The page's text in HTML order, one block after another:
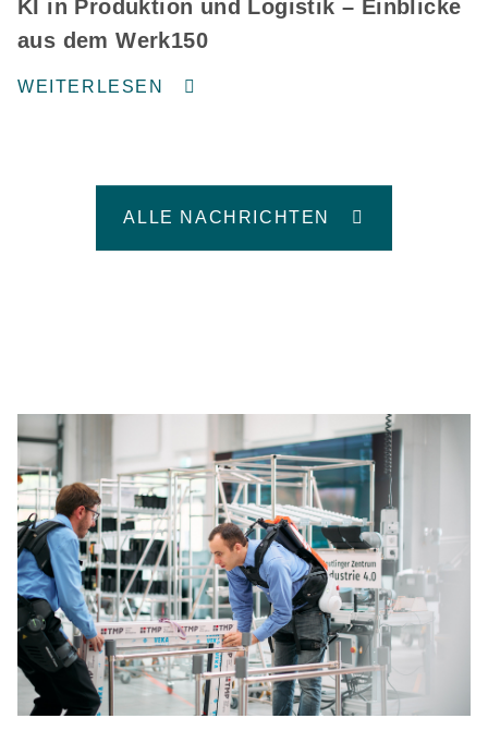
KI in Produktion und Logistik – Einblicke
aus dem Werk150
WEITERLESEN
ALLE NACHRICHTEN